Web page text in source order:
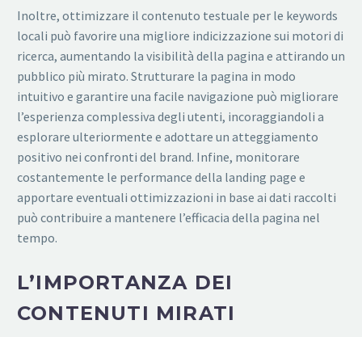
Inoltre, ottimizzare il contenuto testuale per le keywords
locali può favorire una migliore indicizzazione sui motori di
ricerca, aumentando la visibilità della pagina e attirando un
pubblico più mirato. Strutturare la pagina in modo
intuitivo e garantire una facile navigazione può migliorare
l’esperienza complessiva degli utenti, incoraggiandoli a
esplorare ulteriormente e adottare un atteggiamento
positivo nei confronti del brand. Infine, monitorare
costantemente le performance della landing page e
apportare eventuali ottimizzazioni in base ai dati raccolti
può contribuire a mantenere l’efficacia della pagina nel
tempo.
L’IMPORTANZA DEI
CONTENUTI MIRATI